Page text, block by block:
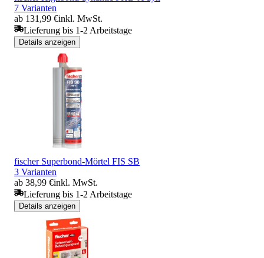
7 Varianten
ab 131,99 €inkl. MwSt.
Lieferung bis 1-2 Arbeitstage
Details anzeigen
fischer Superbond-Mörtel FIS SB
3 Varianten
ab 38,99 €inkl. MwSt.
Lieferung bis 1-2 Arbeitstage
Details anzeigen